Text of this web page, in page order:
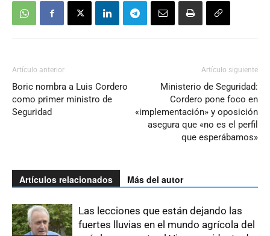
Artículo anterior
Boric nombra a Luis Cordero
como primer ministro de
Seguridad
Artículo siguiente
Ministerio de Seguridad:
Cordero pone foco en
«implementación» y oposición
asegura que «no es el perfil
que esperábamos»
Artículos relacionados Más del autor
Las lecciones que están dejando las
fuertes lluvias en el mundo agrícola del